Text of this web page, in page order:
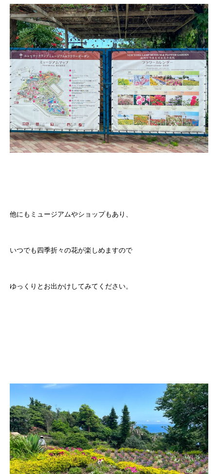
他にもミュージアムやショップもあり、
いつでも四季折々の花が楽しめますので
ゆっくりとお出かけしてみてください。